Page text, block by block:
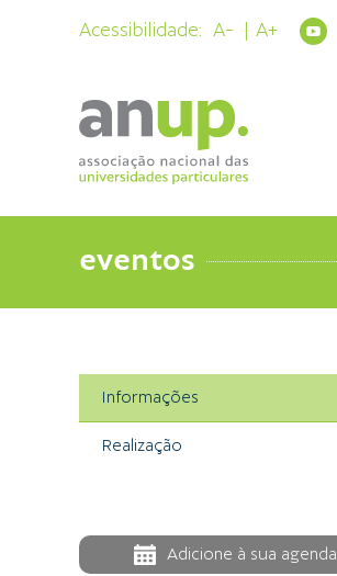
Acessibilidade: A- A+
eventos
Informações
Realização
Adicione à sua agenda